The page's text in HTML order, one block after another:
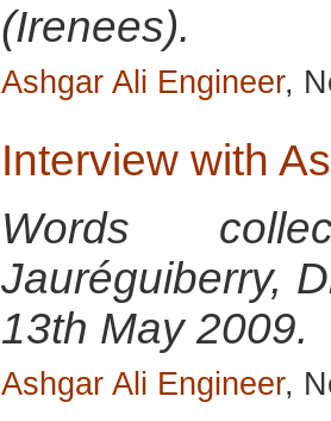
(Irenees).
Ashgar Ali Engineer,
Interview with
Words
Jauréguiberry,
13th May 2009.
Ashgar Ali Engineer,